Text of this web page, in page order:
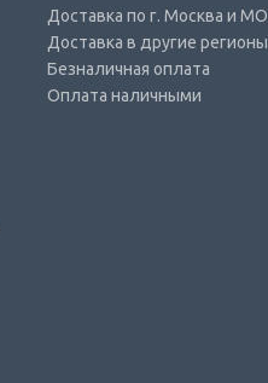
Доставка по г. Москва и МО
Доставка в другие регионы
Безналичная оплата
Оплата наличными